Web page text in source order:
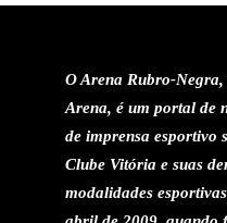
O Arena Rubro-Negra,
Arena, é um portal de
de imprensa esportivo
Clube Vitória e suas
modalidades